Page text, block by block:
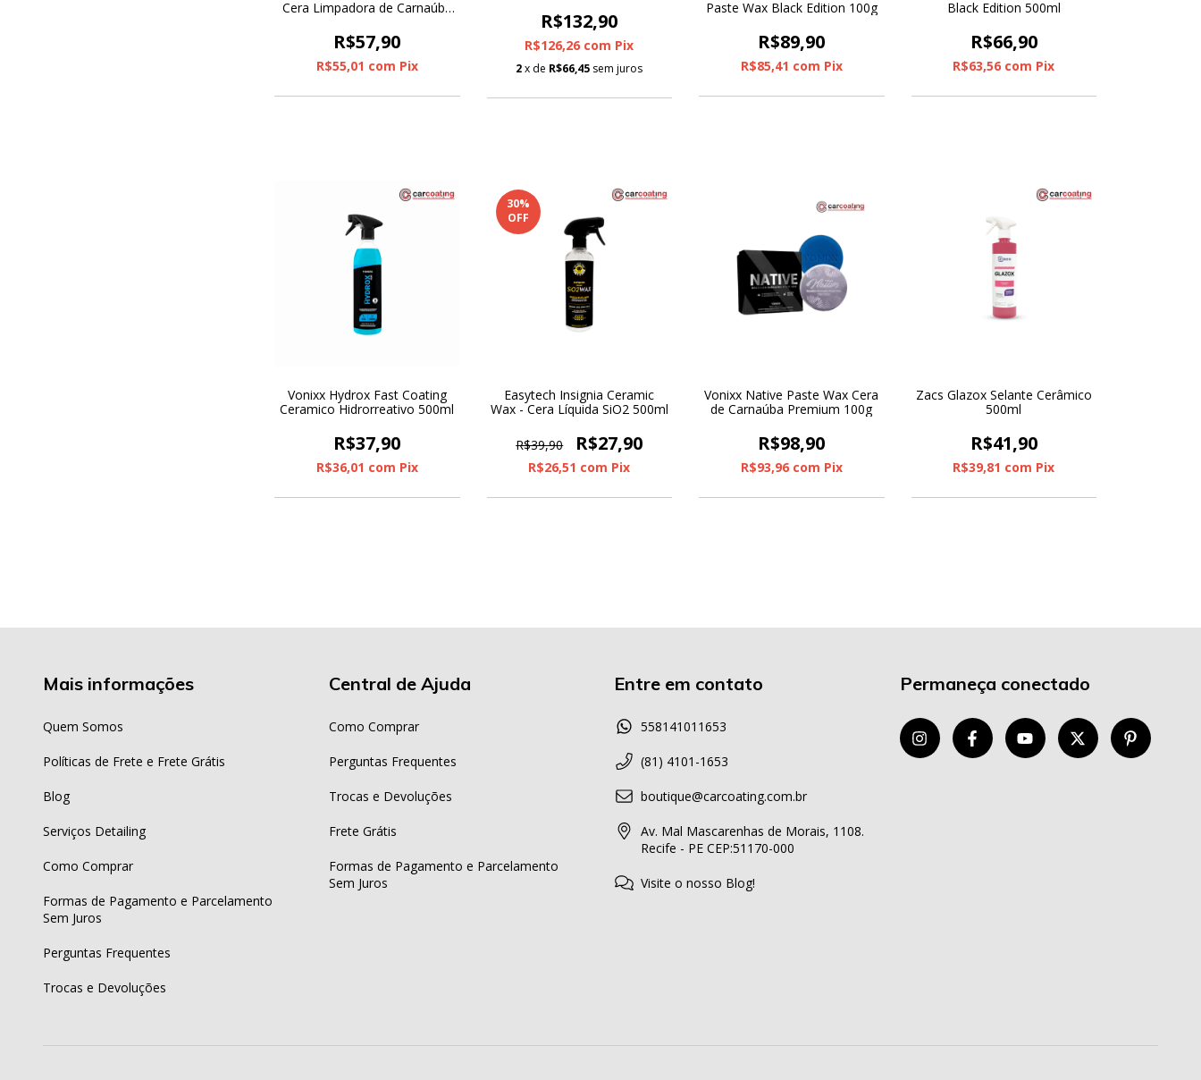
Cera Limpadora de Carnaúba
R$57,90
R$55,01 com Pix
R$132,90
R$126,26 com Pix
2x de R$66,45 sem juros
Paste Wax Black Edition 100g
R$89,90
R$85,41 com Pix
Black Edition 500ml
R$66,90
R$63,56 com Pix
Vonixx Hydrox Fast Coating
Ceramico Hidrorreativo 500ml
R$37,90
R$36,01 com Pix
30%
OFF
Easytech Insignia Ceramic
Wax - Cera Líquida SiO2 500ml
R$39,90 R$27,90
R$26,51 com Pix
Vonixx Native Paste Wax Cera
de Carnaúba Premium 100g
R$98,90
R$93,96 com Pix
Zacs Glazox Selante Cerâmico
500ml
R$41,90
R$39,81 com Pix
Mais informações
Quem Somos
Políticas de Frete e Frete Grátis
Blog
Serviços Detailing
Como Comprar
Formas de Pagamento e Parcelamento
Sem Juros
Perguntas Frequentes
Trocas e Devoluções
Central de Ajuda
Como Comprar
Perguntas Frequentes
Trocas e Devoluções
Frete Grátis
Formas de Pagamento e Parcelamento
Sem Juros
Entre em contato
558141011653
(81) 4101-1653
boutique@carcoating.com.br
Av. Mal Mascarenhas de Morais, 1108.
Recife - PE CEP:51170-000
Visite o nosso Blog!
Permaneça conectado